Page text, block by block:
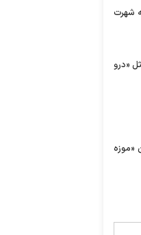
سطح جهان به شهرت
«درو
«موزه